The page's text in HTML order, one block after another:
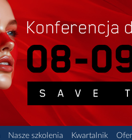
Nasze szkolenia Kwartalnik